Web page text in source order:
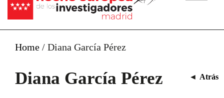
Home / Diana García Pérez
Diana García Pérez ◄ Atrás